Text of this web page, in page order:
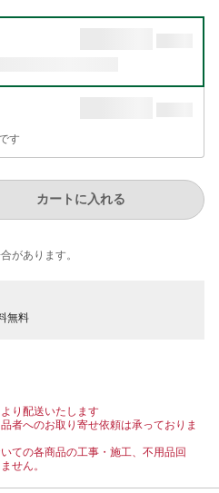
す
カートに入れる
が​あります。
無料
り配送いたします
者へのお取り寄せ依頼は承っておりま
ての各商品の工事・施工、不用品回
せん。